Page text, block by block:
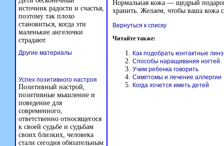
Нормальная кожа — щедрый
хранить. Желаем, чтобы ваша кожа
Вернуться к списку
Читайте также:
Как подобрать контактные
Способы наращивания ногтей
Учим ребенка говорить
Симптомы и лечение аллергии
Когда хочется иметь детей
источник радости и счастья,
поэтому так плохо
становиться, когда эти
маленькие ангелочки
страдают.
Другие материалы
Успех позитивного настроя
Позитивный настрой,
позитивные мышление и
поведение для
современного,
ответственно относящегося
к своей судьбе и судьбам
своих близких, человека
стали сегодня обязательным